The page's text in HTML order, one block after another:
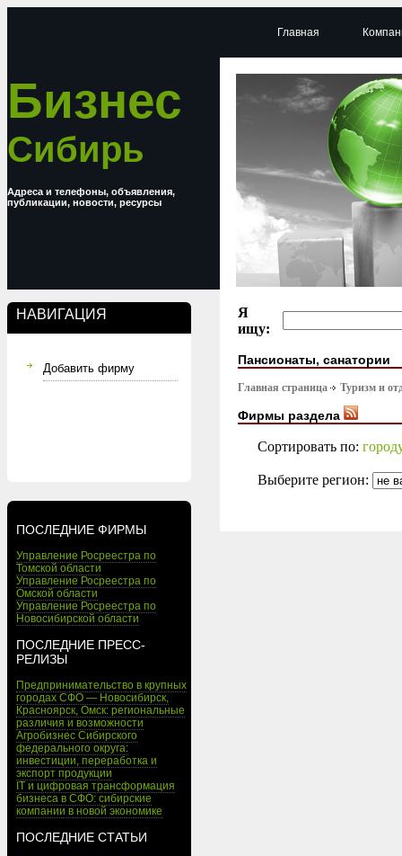
Бизнес
Сибирь
Адреса и телефоны, объявления,
публикации, новости, ресурсы
НАВИГАЦИЯ
Добавить фирму
ПОСЛЕДНИЕ ФИРМЫ
Управление Росреестра по
Томской области
Управление Росреестра по
Омской области
Управление Росреестра по
Новосибирской области
ПОСЛЕДНИЕ ПРЕСС-
РЕЛИЗЫ
Предпринимательство в крупных
городах СФО — Новосибирск,
Красноярск, Омск: региональные
различия и возможности
Агробизнес Сибирского
федерального округа:
инвестиции, переработка и
экспорт продукции
IT и цифровая трансформация
бизнеса в СФО: сибирские
компании в новой экономике
ПОСЛЕДНИЕ СТАТЬИ
Главная
Я
ищу:
Пансионаты, санатории
Главная страница Туризм и
Фирмы раздела
Сортировать по:
Выберите регион: